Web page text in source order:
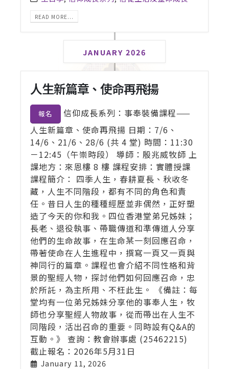
READ MORE...
JANUARY 2026
人生新篇章、使命再飛揚
報名
信仰成長系列：事奉裝備課程——
人生新篇章、使命再飛揚 日期：7/6、
14/6、21/6、28/6 (共 4 堂) 時間：11:30
－12:45（午崇時段） 導師：殷兆威牧師 上
課地方：來恩樓 8 樓 課程安排：實體授課
課程簡介： 四季人生，春耕夏長、秋收冬
藏，人生不同階段，都有不同的角色和責
任。昔日人生的種種經歷並非偶然，正好塑
造了今天的你和我。四位香港堂弟兄姊妹；
長老、退役執事、帶職傳道和準傳道人分享
他們的生命故事，在生命某一刻回應召命，
帶著使命在人生進程中，撰寫一頁又一頁與
神同行的篇章。課程也會介紹不同性格和背
景的聖經人物，探討他們如何回應召命，忠
於所託，為主所用、不枉此生。 《備註：每
堂均有一位弟兄姊妹分享他的事奉人生，牧
師也分享聖經人物故事，從而帶出在人生不
同階段，活出召命的重要。同時設有Q&A的
互動。》 查詢：教會辦事處 (25462215)
截止報名：2026年5月31日
January 11, 2026